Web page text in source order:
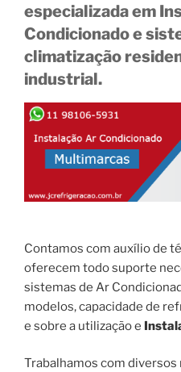
especializada em
Condicionado e
climatização
industrial.
Contamos com auxílio de
oferecem todo suporte
sistemas de Ar
modelos, capacidade de
e sobre a utilização e
Trabalhamos com